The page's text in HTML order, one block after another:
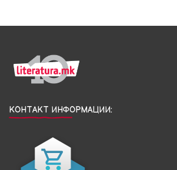
КОНТАКТ ИНФОРМАЦИИ: